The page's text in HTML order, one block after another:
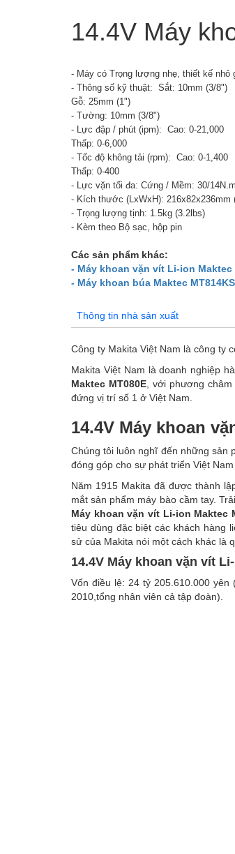
14.4V Máy
- Máy có Trọng lượng nhẹ, thiết kế nhỏ
- Thông số kỹ thuật: Sắt: 10mm (3/8")
Gỗ: 25mm (1")
- Tường: 10mm (3/8")
- Lực đập / phút (ipm): Cao: 0-21,000
Thấp: 0-6,000
- Tốc độ không tải (rpm): Cao: 0-1,400
Thấp: 0-400
- Lực vặn tối đa: Cứng / Mềm: 30/14N.m
- Kích thước (LxWxH): 216x82x236mm
- Trọng lượng tịnh: 1.5kg (3.2lbs)
- Kèm theo Bộ sạc, hộp pin
Các sản phẩm khác:
- Máy khoan vặn vít Li-ion Maktec
- Máy khoan búa Maktec
Thông tin nhà sản xuất
Công ty Makita Việt Nam là công ty
Makita Việt Nam là doanh nghiệp
Maktec MT080E, với phương
đứng vị trí số 1 ở Việt Nam.
14.4V Máy khoan
Chúng tôi luôn nghĩ đến những sản
đóng góp cho sự phát triển Việt Nam
Năm 1915 Makita đã được thành
mắt sản phẩm máy bào cầm tay.
Máy khoan vặn vít Li-ion Maktec
tiêu dùng đặc biệt các khách hàng
sử của Makita nói một cách khác là
14.4V Máy khoan vặn vít
Vốn điều lệ: 24 tỷ 205.610.000
2010,tổng nhân viên cả tập đoàn).